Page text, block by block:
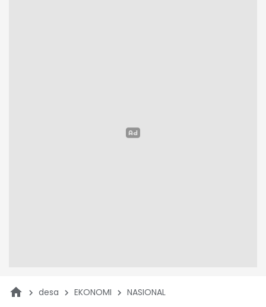
desa EKONOMI NASIONAL